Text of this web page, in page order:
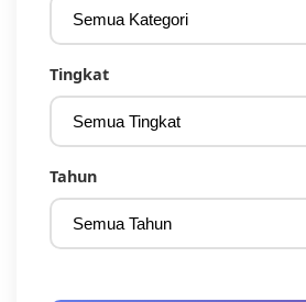
Tingkat
Tahun